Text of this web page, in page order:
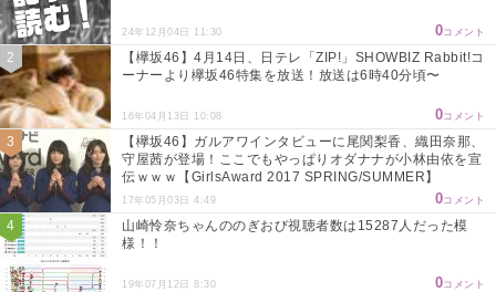
24年12月04日 11:30 0コメント
【欅坂46】4月14日、日テレ「ZIP!」SHOWBIZ Rabbit!コ
ーナーより欅坂46特集を放送！放送は6時40分頃〜
16年04月13日 10:08 0コメント
【欅坂46】ガルアワインタビューに尾関梨香、織田奈那、
守屋茜が登場！ここでもやっぱりオダナナが小林由依を宣
伝ｗｗｗ【GirlsAward 2017 SPRING/SUMMER】
17年05月03日 4:49 0コメント
山崎怜奈ちゃんののぎおび視聴者数は15287人だった模
様！！
19年07月12日 8:30 0コメント